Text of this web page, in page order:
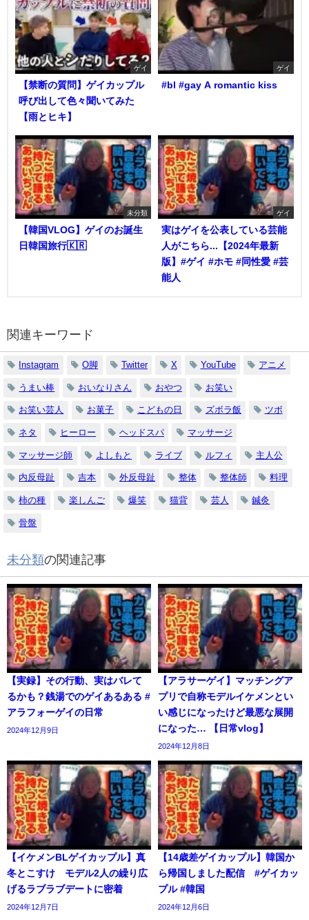
ゲイ
【禁断の質問】ゲイカップル
呼び出して色々聞いてみた
【雨とヒキ】
ゲイ
#bl #gay A romantic kiss
未分類
【韓国VLOG】ゲイのお誕生
日韓国旅行🇰🇷
ゲイ
実はゲイを公表している芸能
人がこちら...【2024年最新
版】#ゲイ #ホモ #同性愛 #芸
能人
関連キーワード
Instagram O脚 Twitter X YouTube アニメ
うまい棒 おいなりさん おやつ お笑い
お笑い芸人 お菓子 こどもの日 ズボラ飯 ツボ
ネタ ヒーロー ヘッドスパ マッサージ
マッサージ師 よしもと ライブ ルフィ 主人公
内反母趾 吉本 外反母趾 整体 整体師 料理
柿の種 楽しんご 爆笑 猫背 芸人 鍼灸
骨盤
未分類の関連記事
【実録】その行動、実はバレて
るかも？銭湯でのゲイあるある #
アラフォーゲイの日常
2024年12月9日
【アラサーゲイ】マッチングア
プリで自称モデルイケメンとい
い感じになったけど最悪な展開
になった… 【日常vlog】
2024年12月8日
【イケメンBLゲイカップル】真
冬とこすけ モデル2人の繰り広
げるラブラブデートに密着
2024年12月7日
【14歳差ゲイカップル】韓国か
ら帰国しました配信 #ゲイカッ
プル #韓国
2024年12月6日